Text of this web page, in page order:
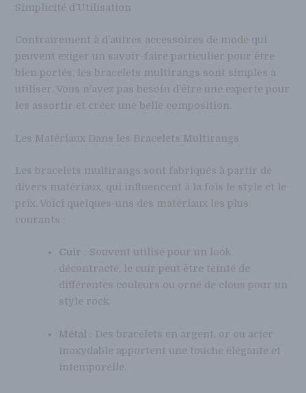
Simplicité d’Utilisation
Contrairement à d’autres accessoires de mode qui
peuvent exiger un savoir-faire particulier pour être
bien portés, les bracelets multirangs sont simples à
utiliser. Vous n’avez pas besoin d’être une experte pour
les assortir et créer une belle composition.
Les Matériaux Dans les Bracelets Multirangs
Les bracelets multirangs sont fabriqués à partir de
divers matériaux, qui influencent à la fois le style et le
prix. Voici quelques-uns des matériaux les plus
courants :
Cuir : Souvent utilisé pour un look
décontracté, le cuir peut être teinté de
différentes couleurs ou orné de clous pour un
style rock.
Métal : Des bracelets en argent, or ou acier
inoxydable apportent une touche élégante et
intemporelle.